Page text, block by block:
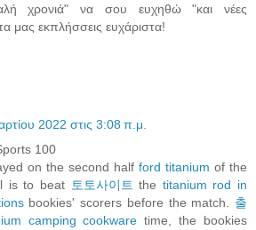
χρονιά" να σου ευχηθώ "και νέες
μας εκπλήσσεις ευχάριστα!
2022 στις 3:08 π.μ.
100
on the second half ford titanium of the
is to beat 토토사이트 the titanium rod in
bookies' scorers before the match. 출
camping cookware time, the bookies